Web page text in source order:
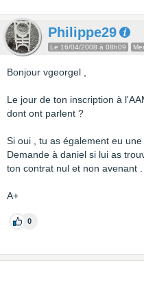
Philippe29
Le 16/04/2008 à 08h09
Bonjour vgeorgel ,
Le jour de ton inscription à
dont ont parlent ?
Si oui , tu as également eu une
Demande à daniel si lui as
ton contrat nul et non avenant .
A+
0